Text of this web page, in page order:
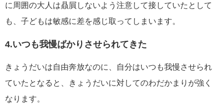
に周囲の大人は贔屓しないよう注意して接していたとして
も、子どもは敏感に差を感じ取ってしまいます。
4.いつも我慢ばかりさせられてきた
きょうだいは自由奔放なのに、自分はいつも我慢させられ
ていたとなると、きょうだいに対してのわだかまりが強く
なります。